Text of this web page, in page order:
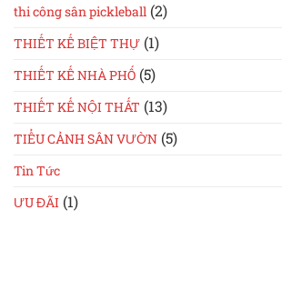
thi công sân pickleball (2)
THIẾT KẾ BIỆT THỰ (1)
THIẾT KẾ NHÀ PHỐ (5)
THIẾT KẾ NỘI THẤT (13)
TIỂU CẢNH SÂN VƯỜN (5)
Tin Tức
ƯU ĐÃI (1)